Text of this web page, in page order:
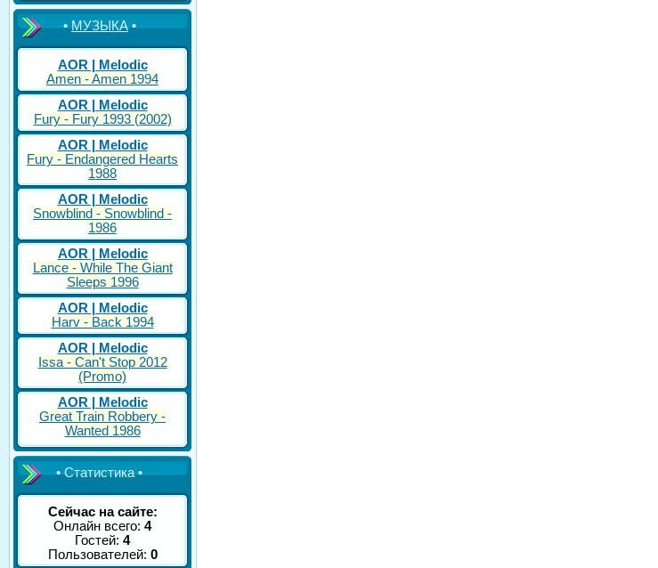
•МУЗЫКА•
AOR | Melodic
Amen - Amen 1994
AOR | Melodic
Fury - Fury 1993 (2002)
AOR | Melodic
Fury - Endangered Hearts
1988
AOR | Melodic
Snowblind - Snowblind -
1986
AOR | Melodic
Lance - While The Giant
Sleeps 1996
AOR | Melodic
Harv - Back 1994
AOR | Melodic
Issa - Can't Stop 2012
(Promo)
AOR | Melodic
Great Train Robbery -
Wanted 1986
• Статистика •
Сейчас на сайте:
Онлайн всего: 4
Гостей: 4
Пользователей: 0